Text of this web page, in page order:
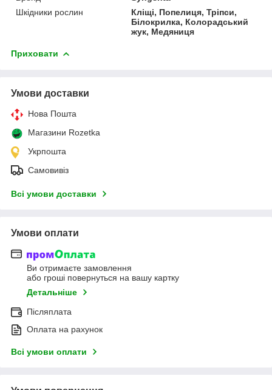
Шкідники рослин
Кліщі, Попелиця, Тріпси,
Білокрилка, Колорадський
жук, Медяниця
Приховати
Умови доставки
Нова Пошта
Магазини Rozetka
Укрпошта
Самовивіз
Всі умови доставки
Умови оплати
Ви отримаєте замовлення
або гроші повернуться на вашу картку
Детальніше
Післяплата
Оплата на рахунок
Всі умови оплати